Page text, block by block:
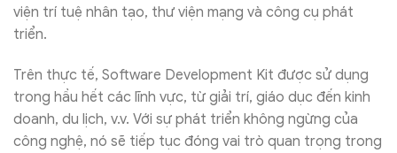
viện trí tuệ nhân tạo, thư viện mạng và công cụ phát
triển.
Trên thực tế, Software Development Kit được sử dụng
trong hầu hết các lĩnh vực, từ giải trí, giáo dục đến kinh
doanh, du lịch, v.v. Với sự phát triển không ngừng của
công nghệ, nó sẽ tiếp tục đóng vai trò quan trọng trong